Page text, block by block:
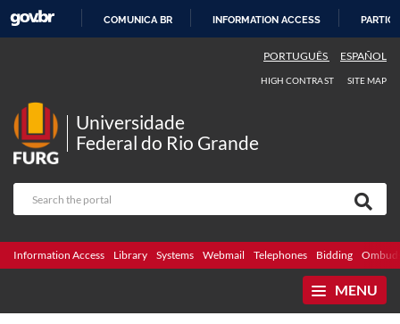
COMUNICA BR INFORMATION ACCESS
PORTUGUÊS ESPAÑOL
HIGH CONTRAST SITE MAP
Universidade
Federal do Rio Grande
Information Access Library Systems Webmail Telephones Bidding
MENU